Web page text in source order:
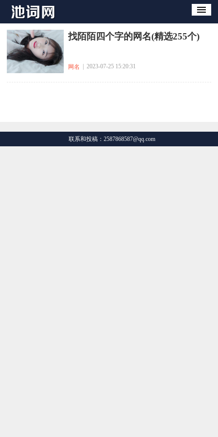
​找陌陌四个字的网名(精选255个)
网名 | 2023-07-25 15:20:31
联系和投稿：2587868587@qq.com